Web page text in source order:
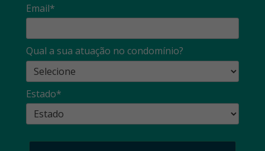
Email*
Qual a sua atuação no condomínio?
Estado*